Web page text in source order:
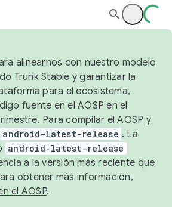
alinearnos con nuestro modelo
Trunk Stable y garantizar la
para el ecosistema,
fuente en el AOSP en el
Para compilar el AOSP y
android-latest-release . La
android-latest-release
a la versión más reciente que
obtener más información,
el AOSP.